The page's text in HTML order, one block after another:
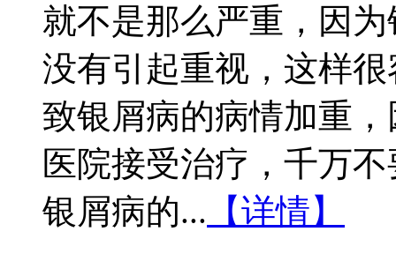
就不是那么严重，因
没有引起重视，这样
致银屑病的病情加重
医院接受治疗，千万
银屑病的... 【详情】